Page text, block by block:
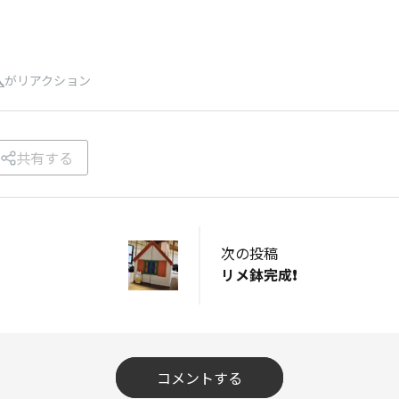
がリアクション
共有する
次の投稿
リメ鉢完成❗️
コメントする